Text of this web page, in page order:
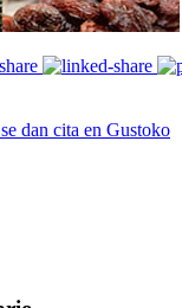
dan cita en Gustoko